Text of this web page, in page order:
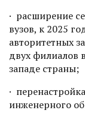
· расширение
вузов, к 2025
авторитетных
двух филиалов
западе страны;
·
инженерного